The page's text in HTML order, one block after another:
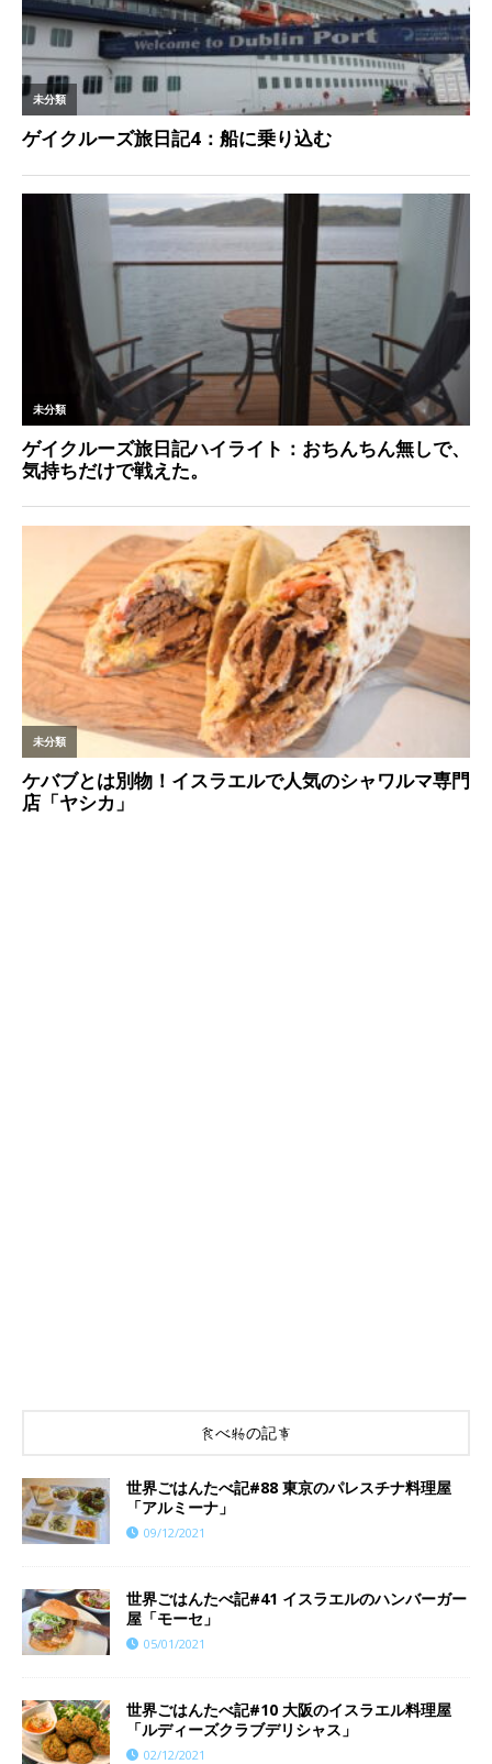
食べ物の記事
世界ごはんたべ記#88 東京のパレスチナ料理屋
「アルミーナ」
09/12/2021
世界ごはんたべ記#41 イスラエルのハンバーガー
屋「モーセ」
05/01/2021
世界ごはんたべ記#10 大阪のイスラエル料理屋
「ルディーズクラブデリシャス」
02/12/2021